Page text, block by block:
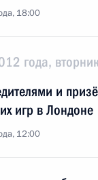
18:00
года,
и
игр в Лондоне
12:00